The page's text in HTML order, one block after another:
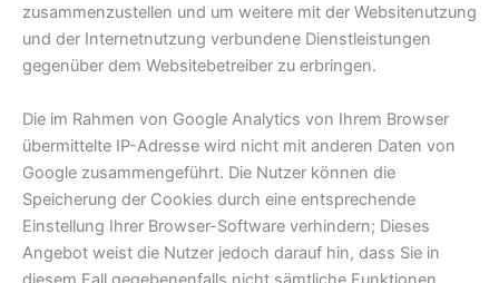
zusammenzustellen und um weitere mit der Websitenutzung
und der Internetnutzung verbundene Dienstleistungen
gegenüber dem Websitebetreiber zu erbringen.
Die im Rahmen von Google Analytics von Ihrem Browser
übermittelte IP-Adresse wird nicht mit anderen Daten von
Google zusammengeführt. Die Nutzer können die
Speicherung der Cookies durch eine entsprechende
Einstellung Ihrer Browser-Software verhindern; Dieses
Angebot weist die Nutzer jedoch darauf hin, dass Sie in